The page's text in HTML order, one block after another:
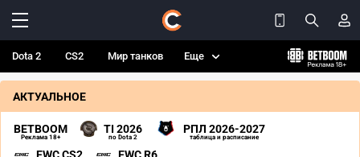
Dota 2 CS2 Мир танков Еще
АКТУАЛЬНОЕ
BETBOOM
Реклама 18+
TI 2026
по Dota 2
РПЛ 2026-2027
таблица и расписание